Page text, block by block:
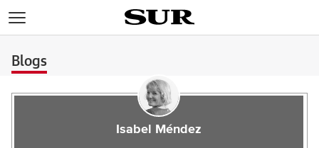
Blogs
Isabel Méndez